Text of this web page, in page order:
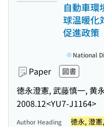
自動車環
球温暖化
促進政策
Paper 図書
徳永澄憲, 武藤慎一, 黄
2008.12<YU7-J1164>
National
Author Heading 徳永, 澄